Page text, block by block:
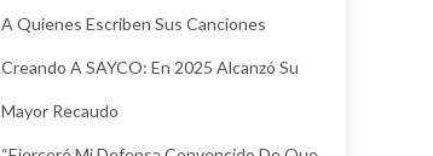
A Quienes Escriben Sus Canciones
Creando A SAYCO: En 2025 Alcanzó Su
Mayor Recaudo